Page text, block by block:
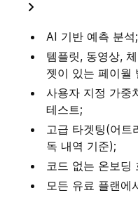
AI 기반 예측 분석;
템플릿, 동영상,
젯이 있는 페이월
사용자 지정 가중
테스트;
고급 타겟팅(어트
독 내역 기준);
코드 없는 온보딩
모든 유료 플랜에